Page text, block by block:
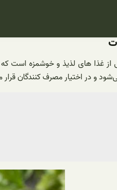
از غذا های لذیذ و خوشمزه است
و در اختیار مصرف کنندگان